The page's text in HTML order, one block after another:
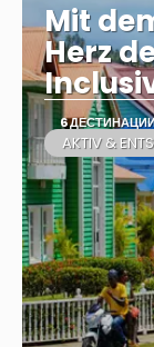
Mit
Herz
6
AKTIV &